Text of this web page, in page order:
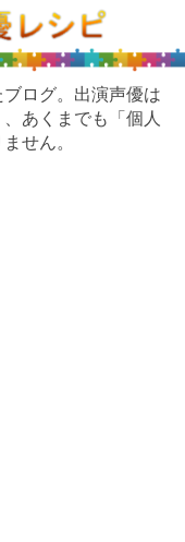
ログ。出演声優は
あくまでも「個人
せん。